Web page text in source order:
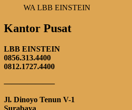
WA LBB EINSTEIN
Kantor Pusat
LBB EINSTEIN
0856.313.4400
0812.1727.4400
——————–
Jl. Dinoyo Tenun V-1
Surabaya